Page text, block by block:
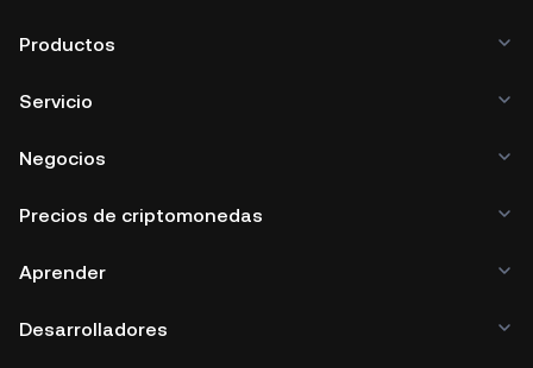
Productos
Servicio
Negocios
Precios de criptomonedas
Aprender
Desarrolladores